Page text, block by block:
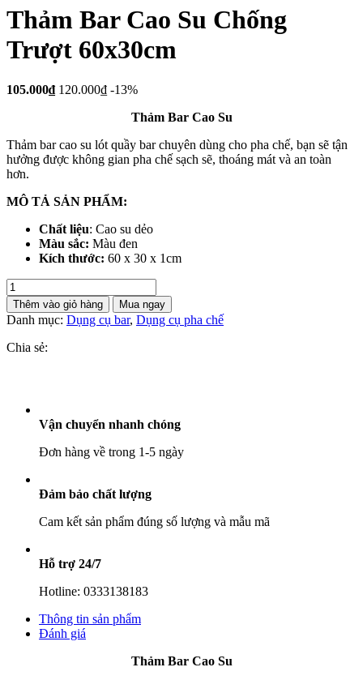
Thảm Bar Cao Su Chống
Trượt 60x30cm
105.000₫ 120.000₫ -13%
Thảm Bar Cao Su
Thảm bar cao su lót quầy bar chuyên dùng cho pha chế, bạn sẽ tận
hưởng được không gian pha chế sạch sẽ, thoáng mát và an toàn
hơn.
MÔ TẢ SẢN PHẨM:
Chất liệu: Cao su dẻo
Màu sắc: Màu đen
Kích thước: 60 x 30 x 1cm
Thảm
Bar
Cao
Su
Chống
Thêm vào giỏ hàng Mua ngay
Danh mục: Dụng cụ bar, Dụng cụ pha chế
Chia sẻ:
Vận chuyển nhanh chóng
Đơn hàng về trong 1-5 ngày
Đảm bảo chất lượng
Cam kết sản phẩm đúng số lượng và mẫu mã
Hỗ trợ 24/7
Hotline: 0333138183
Thông tin sản phẩm
Đánh giá
Thảm Bar Cao Su